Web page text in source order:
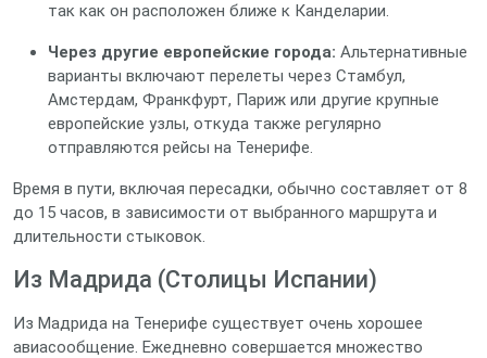
так как он расположен ближе к Канделарии.
Через другие европейские города: Альтернативные
варианты включают перелеты через Стамбул,
Амстердам, Франкфурт, Париж или другие крупные
европейские узлы, откуда также регулярно
отправляются рейсы на Тенерифе.
Время в пути, включая пересадки, обычно составляет от 8
до 15 часов, в зависимости от выбранного маршрута и
длительности стыковок.
Из Мадрида (Столицы Испании)
Из Мадрида на Тенерифе существует очень хорошее
авиасообщение. Ежедневно совершается множество